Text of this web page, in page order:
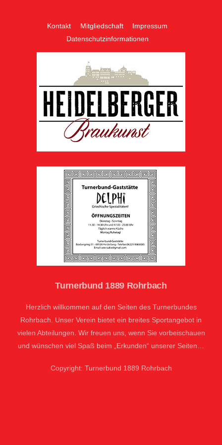
Kontakt Mitgliedschaft
Impressum
Datenschutzinformationen
Turnerbund 1889 Rohrbach
Herzlich willkommen auf den Seiten des Turnerbundes
Rohrbach. Unser Verein bietet ein breites Sportangebot in
vielen Abteilungen. Wir freuen uns, wenn Sie vorbeischauen
und wünschen viel Spaß beim „Erkunden“ unserer Seiten…
Copyright: Turnerbund 1889 Rohrbach